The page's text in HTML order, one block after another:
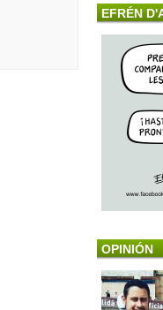
EFRÉN
OPINIÓN